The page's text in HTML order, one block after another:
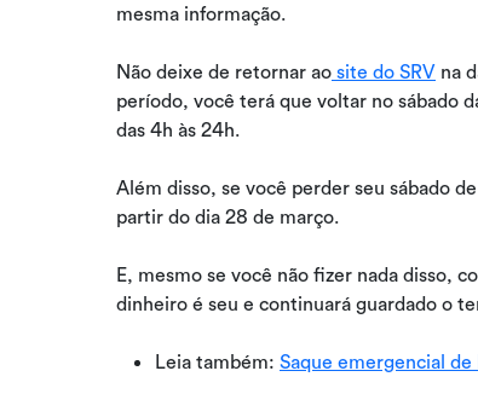
mesma informação.
Não deixe de retornar ao site do SRV na
período, você terá que voltar no sábado
das 4h às 24h.
Além disso, se você perder seu sábado
partir do dia 28 de março.
E, mesmo se você não fizer nada disso,
dinheiro é seu e continuará guardado o
Leia também: Saque emergencial